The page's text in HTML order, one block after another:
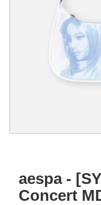
aespa -
Concert